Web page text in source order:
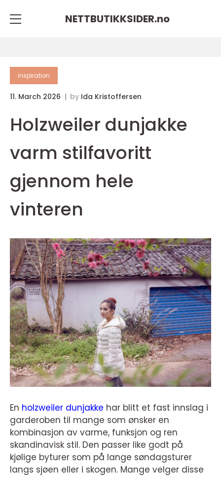
NETTBUTIKKSIDER.no
inspiration
11. March 2026 by Ida Kristoffersen
Holzweiler dunjakke
varm stilfavoritt
gjennom hele
vinteren
En holzweiler dunjakke har blitt et fast innslag i
garderoben til mange som ønsker en
kombinasjon av varme, funksjon og ren
skandinavisk stil. Den passer like godt på
kjølige byturer som på lange søndagsturer
langs sjøen eller i skogen. Mange velger disse